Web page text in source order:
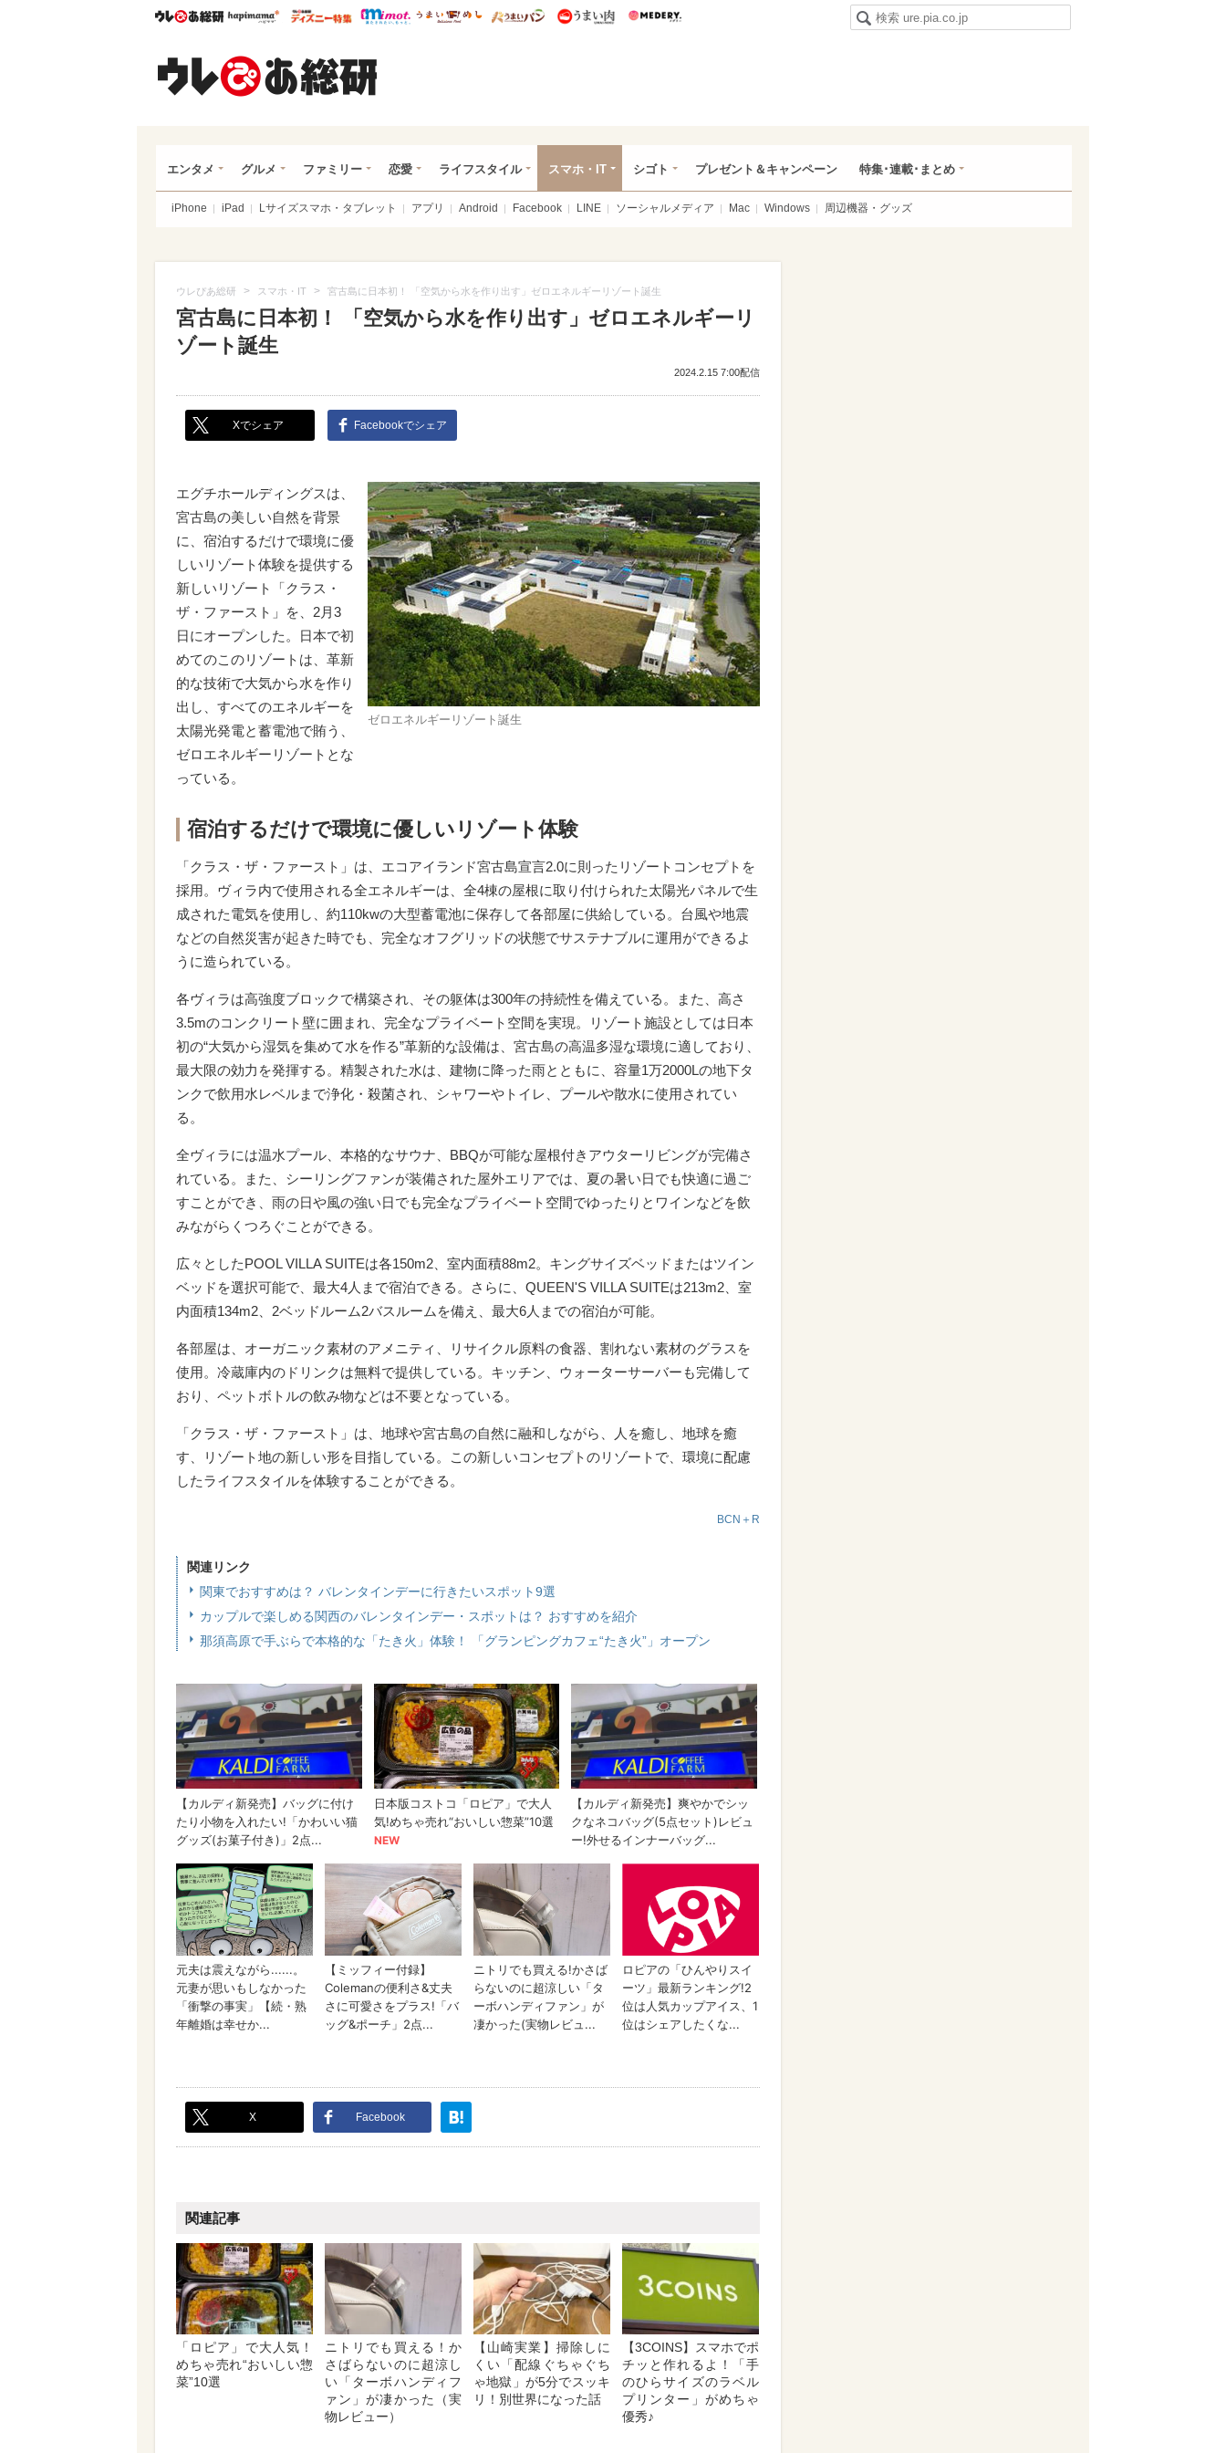
ウレぴあ総研ハピママ* ウレぴあ総研 ディズニー特集
mimot. うまいめし うまいパン うまい肉
エンタメ グルメ ファミリー 恋愛 ライフスタイル スマホ・IT シゴト プレゼント＆キャンペーン 特集･連載･まとめ
iPhone iPad Lサイズスマホ・タブレット アプリ Android Facebook LINE ソーシャルメディア Mac Windows 周辺機器・グッズ
ウレぴあ総研 > スマホ・IT > 宮古島に日本初！ 「空気から水を作り出す」ゼロエネルギーリゾート誕生
宮古島に日本初！ 「空気から水を作り出す」ゼロエネルギーリ
ゾート誕生
2024.2.15 7:00配信
Xでシェア Facebookでシェア
ゼロエネルギーリゾート誕生
エグチホールディングスは、
宮古島の美しい自然を背景
に、宿泊するだけで環境に優
しいリゾート体験を提供する
新しいリゾート「クラス・
ザ・ファースト」を、2月3
日にオープンした。日本で初
めてのこのリゾートは、革新
的な技術で大気から水を作り
出し、すべてのエネルギーを
太陽光発電と蓄電池で賄う、
ゼロエネルギーリゾートとな
っている。
宿泊するだけで環境に優しいリゾート体験
「クラス・ザ・ファースト」は、エコアイランド宮古島宣言2.0に則ったリゾートコンセプトを
採用。ヴィラ内で使用される全エネルギーは、全4棟の屋根に取り付けられた太陽光パネルで生
成された電気を使用し、約110kwの大型蓄電池に保存して各部屋に供給している。台風や地震
などの自然災害が起きた時でも、完全なオフグリッドの状態でサステナブルに運用ができるよ
うに造られている。
各ヴィラは高強度ブロックで構築され、その躯体は300年の持続性を備えている。また、高さ
3.5mのコンクリート壁に囲まれ、完全なプライベート空間を実現。リゾート施設としては日本
初の“大気から湿気を集めて水を作る”革新的な設備は、宮古島の高温多湿な環境に適しており、
最大限の効力を発揮する。精製された水は、建物に降った雨とともに、容量1万2000Lの地下タ
ンクで飲用水レベルまで浄化・殺菌され、シャワーやトイレ、プールや散水に使用されてい
る。
全ヴィラには温水プール、本格的なサウナ、BBQが可能な屋根付きアウターリビングが完備さ
れている。また、シーリングファンが装備された屋外エリアでは、夏の暑い日でも快適に過ご
すことができ、雨の日や風の強い日でも完全なプライベート空間でゆったりとワインなどを飲
みながらくつろぐことができる。
広々としたPOOL VILLA SUITEは各150m2、室内面積88m2。キングサイズベッドまたはツイン
ベッドを選択可能で、最大4人まで宿泊できる。さらに、QUEEN'S VILLA SUITEは213m2、室
内面積134m2、2ベッドルーム2バスルームを備え、最大6人までの宿泊が可能。
各部屋は、オーガニック素材のアメニティ、リサイクル原料の食器、割れない素材のグラスを
使用。冷蔵庫内のドリンクは無料で提供している。キッチン、ウォーターサーバーも完備して
おり、ペットボトルの飲み物などは不要となっている。
「クラス・ザ・ファースト」は、地球や宮古島の自然に融和しながら、人を癒し、地球を癒
す、リゾート地の新しい形を目指している。この新しいコンセプトのリゾートで、環境に配慮
したライフスタイルを体験することができる。
BCN＋R
関連リンク
関東でおすすめは？ バレンタインデーに行きたいスポット9選
カップルで楽しめる関西のバレンタインデー・スポットは？ おすすめを紹介
那須高原で手ぶらで本格的な「たき火」体験！ 「グランピングカフェ“たき火”」オープン
X Facebook
関連記事
「ロピア」で大人気！
めちゃ売れ“おいしい惣
菜”10選
ニトリでも買える！か
さばらないのに超涼し
い「ターボハンディフ
ァン」が凄かった（実
物レビュー）
【山崎実業】掃除しに
くい「配線ぐちゃぐち
ゃ地獄」が5分でスッキ
リ！別世界になった話
【3COINS】スマホでポ
チッと作れるよ！「手
のひらサイズのラベル
プリンター」がめちゃ
優秀♪